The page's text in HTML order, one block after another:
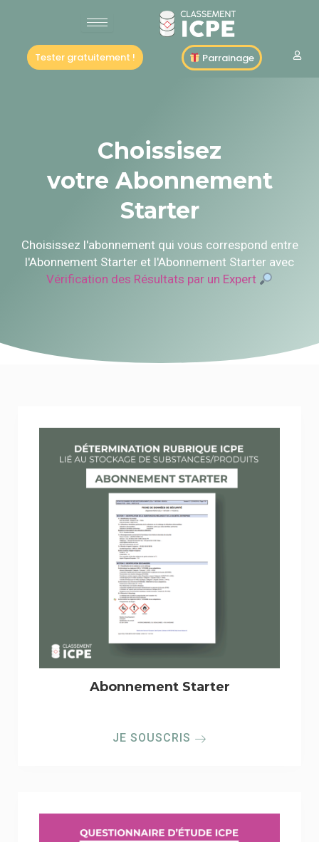
Tester gratuitement ! Parrainage
Choissisez
votre Abonnement
Starter
Choisissez l'abonnement qui vous correspond entre
l'Abonnement Starter et l'Abonnement Starter avec
Vérification des Résultats par un Expert
Abonnement Starter
JE SOUSCRIS